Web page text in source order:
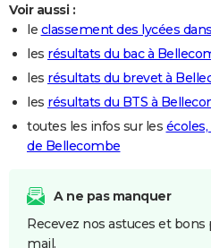
Voir aussi :
le classement des lycées
les résultats du bac à
les résultats du brevet à
les résultats du BTS à
toutes les infos sur les
de Bellecombe
A ne pas manquer
Recevez nos astuces et
mail.